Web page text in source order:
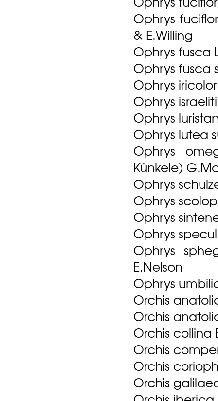
Ophrys
& E.Willing
Ophrys fusca
Ophrys fusca
Ophrys
Ophrys
Ophrys
Ophrys lutea
Ophrys
Künkele)
Ophrys
Ophrys
Ophrys
Ophrys
Ophrys
E.Nelson
Ophrys
Orchis
Orchis
Orchis collina
Orchis
Orchis
Orchis